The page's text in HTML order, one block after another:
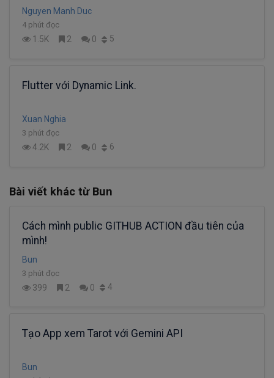
Nguyen Manh Duc
4 phút đọc
1.5K 2 0 5
Flutter với Dynamic Link.
Xuan Nghia
3 phút đọc
4.2K 2 0 6
Bài viết khác từ Bun
Cách mình public GITHUB ACTION đầu tiên của
mình!
Bun
3 phút đọc
399 2 0 4
Tạo App xem Tarot với Gemini API
Bun